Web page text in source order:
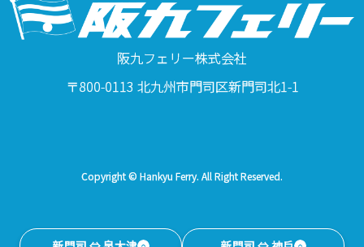
阪九フェリー株式会社
〒800-0113 北九州市門司区新門司北1-1
Copyright © Hankyu Ferry. All Right Reserved.